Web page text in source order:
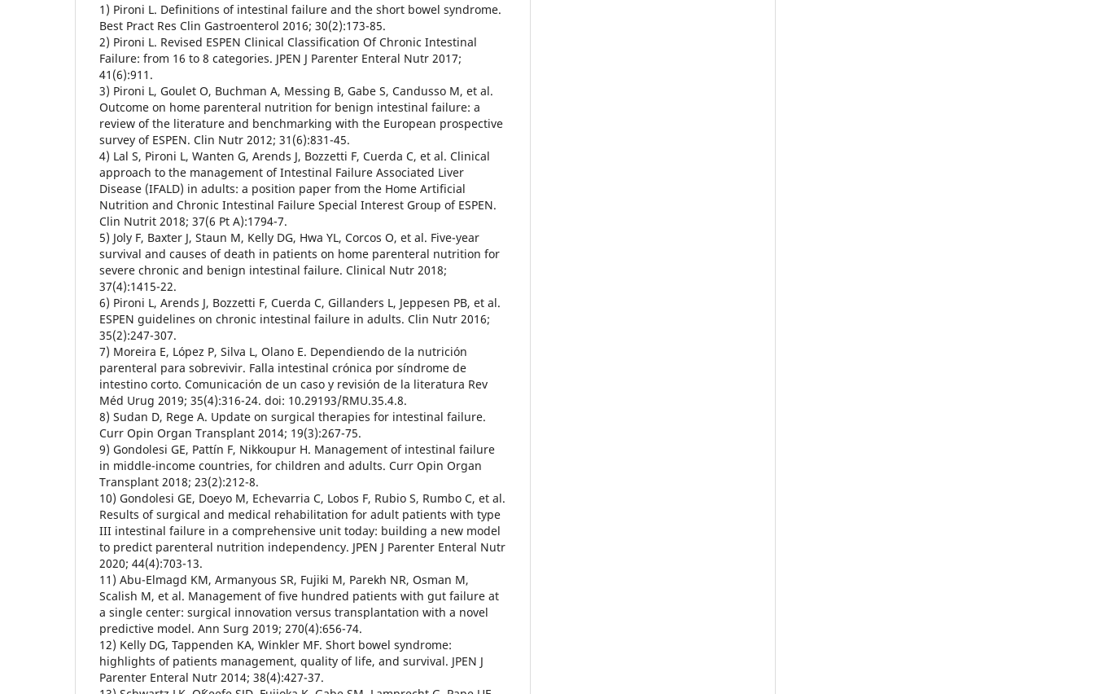
1) Pironi L. Definitions of intestinal failure and the short bowel syndrome.
Best Pract Res Clin Gastroenterol 2016; 30(2):173-85.
2) Pironi L. Revised ESPEN Clinical Classification Of Chronic Intestinal
Failure: from 16 to 8 categories. JPEN J Parenter Enteral Nutr 2017;
41(6):911.
3) Pironi L, Goulet O, Buchman A, Messing B, Gabe S, Candusso M, et al.
Outcome on home parenteral nutrition for benign intestinal failure: a
review of the literature and benchmarking with the European prospective
survey of ESPEN. Clin Nutr 2012; 31(6):831-45.
4) Lal S, Pironi L, Wanten G, Arends J, Bozzetti F, Cuerda C, et al. Clinical
approach to the management of Intestinal Failure Associated Liver
Disease (IFALD) in adults: a position paper from the Home Artificial
Nutrition and Chronic Intestinal Failure Special Interest Group of ESPEN.
Clin Nutrit 2018; 37(6 Pt A):1794-7.
5) Joly F, Baxter J, Staun M, Kelly DG, Hwa YL, Corcos O, et al. Five-year
survival and causes of death in patients on home parenteral nutrition for
severe chronic and benign intestinal failure. Clinical Nutr 2018;
37(4):1415-22.
6) Pironi L, Arends J, Bozzetti F, Cuerda C, Gillanders L, Jeppesen PB, et al.
ESPEN guidelines on chronic intestinal failure in adults. Clin Nutr 2016;
35(2):247-307.
7) Moreira E, López P, Silva L, Olano E. Dependiendo de la nutrición
parenteral para sobrevivir. Falla intestinal crónica por síndrome de
intestino corto. Comunicación de un caso y revisión de la literatura Rev
Méd Urug 2019; 35(4):316-24. doi: 10.29193/RMU.35.4.8.
8) Sudan D, Rege A. Update on surgical therapies for intestinal failure.
Curr Opin Organ Transplant 2014; 19(3):267-75.
9) Gondolesi GE, Pattín F, Nikkoupur H. Management of intestinal failure
in middle-income countries, for children and adults. Curr Opin Organ
Transplant 2018; 23(2):212-8.
10) Gondolesi GE, Doeyo M, Echevarria C, Lobos F, Rubio S, Rumbo C, et al.
Results of surgical and medical rehabilitation for adult patients with type
III intestinal failure in a comprehensive unit today: building a new model
to predict parenteral nutrition independency. JPEN J Parenter Enteral Nutr
2020; 44(4):703-13.
11) Abu-Elmagd KM, Armanyous SR, Fujiki M, Parekh NR, Osman M,
Scalish M, et al. Management of five hundred patients with gut failure at
a single center: surgical innovation versus transplantation with a novel
predictive model. Ann Surg 2019; 270(4):656-74.
12) Kelly DG, Tappenden KA, Winkler MF. Short bowel syndrome:
highlights of patients management, quality of life, and survival. JPEN J
Parenter Enteral Nutr 2014; 38(4):427-37.